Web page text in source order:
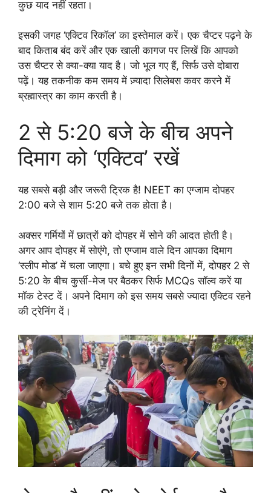
कुछ याद नहीं रहता।
इसकी जगह ‘एक्टिव रिकॉल’ का इस्तेमाल करें। एक चैप्टर पढ़ने के
बाद किताब बंद करें और एक खाली कागज पर लिखें कि आपको
उस चैप्टर से क्या-क्या याद है। जो भूल गए हैं, सिर्फ उसे दोबारा
पढ़ें। यह तकनीक कम समय में ज़्यादा सिलेबस कवर करने में
ब्रह्मास्त्र का काम करती है।
2 से 5:20 बजे के बीच अपने
दिमाग को ‘एक्टिव’ रखें
यह सबसे बड़ी और जरूरी ट्रिक है! NEET का एग्जाम दोपहर
2:00 बजे से शाम 5:20 बजे तक होता है।
अक्सर गर्मियों में छात्रों को दोपहर में सोने की आदत होती है।
अगर आप दोपहर में सोएंगे, तो एग्जाम वाले दिन आपका दिमाग
‘स्लीप मोड’ में चला जाएगा। बचे हुए इन सभी दिनों में, दोपहर 2 से
5:20 के बीच कुर्सी-मेज पर बैठकर सिर्फ MCQs सॉल्व करें या
मॉक टेस्ट दें। अपने दिमाग को इस समय सबसे ज्यादा एक्टिव रहने
की ट्रेनिंग दें।